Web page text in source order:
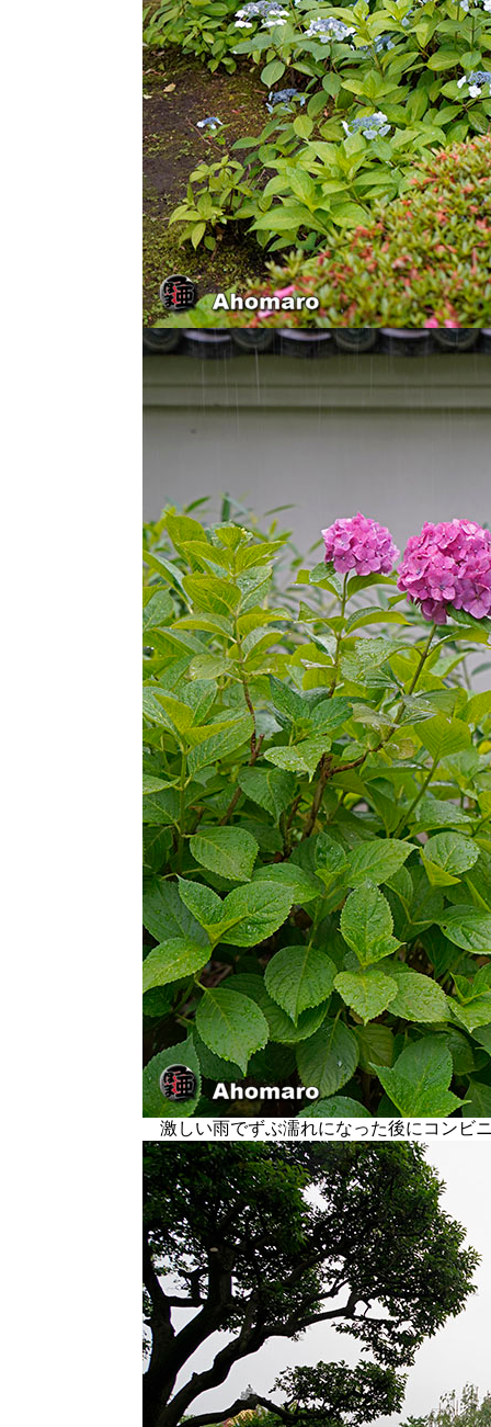
激しい雨でずぶ濡れになった後にコンビ